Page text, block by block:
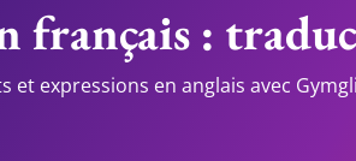
français :
expressions en anglais avec